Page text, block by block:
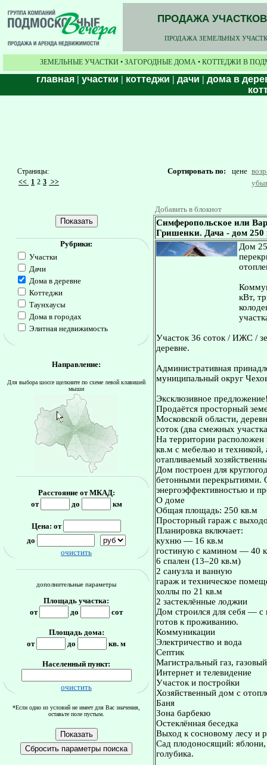
ПРОДАЖА
ПРОДАЖА ЗЕМЕЛЬНЫХ
ЗЕМЕЛЬНЫЕ УЧАСТКИ • ЗАГОРОДНЫЕ ДОМА • КОТТЕДЖИ В
главная | участки | коттеджи | дачи | дома в
Страницы:
<< 1 2 3 >>
Сортировать по: цене
Рубрики:
Участки
Дачи
Дома в деревне
Коттеджи
Таунхаусы
Дома в городах
Элитная недвижимость
Направление:
Для выбора шоссе щелкните по схеме левой клавишей
мыши
Расстояние от МКАД:
от
до км
Цена: от
до
очистить
дополнительные параметры
Площадь участка:
от
до сот
Площадь дома:
от
до кв. м
Населенный пункт:
очистить
*Если одно из условий не имеет для Вас значения,
оставьте поле пустым.
Добавить в блокнот
Симферопольское или
Гришенки. Дача - дом 250
Дом
кВт,
Участок 36 соток / ИЖС /
деревне.
Административная
муниципальный округ
Эксклюзивное
Продаётся просторный
Московской области,
соток (два смежных
На территории
кв.м с мебелью и техникой,
отапливаемый
Дом построен для
бетонными перекрытиями.
энергоэффективностью и
О доме
Общая площадь: 250 кв.м
Просторный гараж с
Планировка включает:
кухню — 16 кв.м
гостиную с камином — 40
6 спален (13–20 кв.м)
2 санузла и ванную
гараж и техническое
холлы по 21 кв.м
2 застеклённые лоджии
Дом строился для себя —
готов к проживанию.
Коммуникации
Электричество и вода
Септик
Магистральный газ,
Интернет и телевидение
Участок и постройки
Хозяйственный дом с
Баня
Зона барбекю
Остеклённая беседка
Выход к сосновому лесу и
Сад плодоносящий:
голубика.